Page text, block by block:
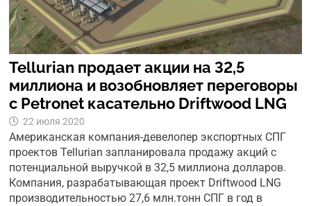
Tellurian продает акции на 32,5
миллиона и возобновляет переговоры
с Petronet касательно Driftwood LNG
22 июля 2020
Американская компания-девелопер экспортных СПГ
проектов Tellurian запланировала продажу акций с
потенциальной выручкой в 32,5 миллиона долларов.
Компания, разрабатывающая проект Driftwood LNG
производительностью 27,6 млн.тонн СПГ в год в